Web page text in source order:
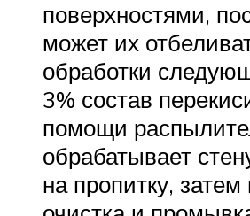
поверхностями,
может их
обработки
3% состав
помощи
обрабатывает
на пропитку,